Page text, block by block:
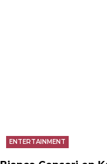
ENTERTAINMENT